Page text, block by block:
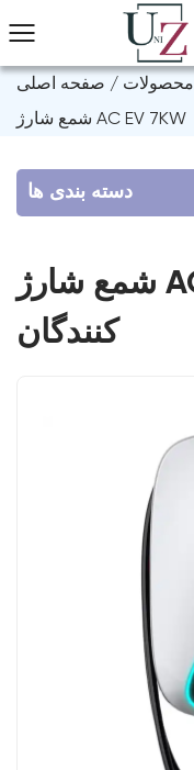
صفحه اصلی / محصولات
شمع شارژ AC EV 7KW
دسته بندی ها
شمع شارژ AC EV 7KW تولید
کنندگان